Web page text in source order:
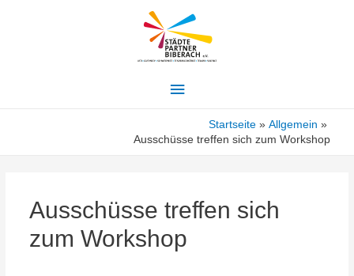
Hauptmenü
Startseite
Allgemein
Ausschüsse treffen sich zum Workshop
Ausschüsse treffen sich
zum Workshop